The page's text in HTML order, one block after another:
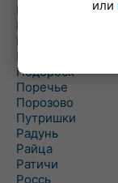
Погородно
Пограничный
Подлабенье
Подольцы
Подороск
Поречье
Порозово
Путришки
Радунь
Райца
Ратичи
Роcсь
или